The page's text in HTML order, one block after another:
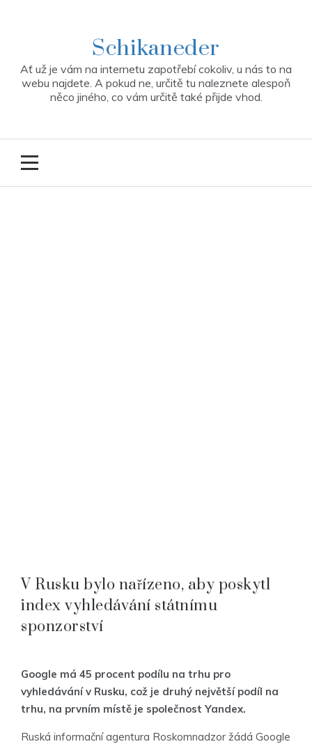
Schikaneder
Ať už je vám na internetu zapotřebí cokoliv, u nás to na
webu najdete. A pokud ne, určitě tu naleznete alespoň
něco jiného, co vám určitě také přijde vhod.
V Rusku bylo nařízeno, aby poskytl
index vyhledávání státnímu
sponzorství
Google má 45 procent podílu na trhu pro
vyhledávání v Rusku, což je druhý největší podíl na
trhu, na prvním místě je společnost Yandex.
Ruská informační agentura Roskomnadzor žádá Google